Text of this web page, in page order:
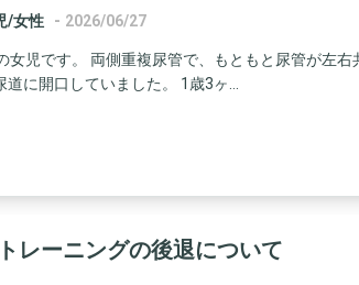
/女性 - 2026/06/27
女児です。 両側重複尿管で、もともと尿管が左
道に開口していました。 1歳3ヶ...
レーニングの後退について